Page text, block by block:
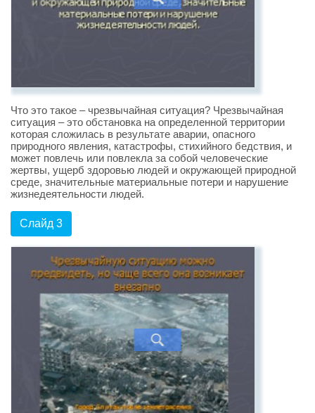
Что это такое – чрезвычайная ситуация? Чрезвычайная
ситуация – это обстановка на определенной территории
которая сложилась в результате аварии, опасного
природного явления, катастрофы, стихийного бедствия, и
может повлечь или повлекла за собой человеческие
жертвы, ущерб здоровью людей и окружающей природной
среде, значительные материальные потери и нарушение
жизнедеятельности людей.
Слайд 3